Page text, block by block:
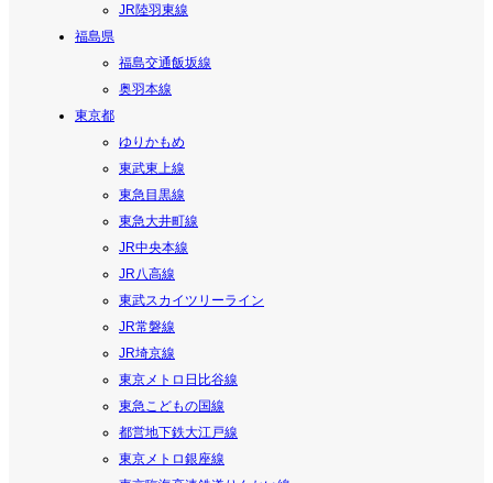
JR陸羽東線
福島県
福島交通飯坂線
奥羽本線
東京都
ゆりかもめ
東武東上線
東急目黒線
東急大井町線
JR中央本線
JR八高線
東武スカイツリーライン
JR常磐線
JR埼京線
東京メトロ日比谷線
東急こどもの国線
都営地下鉄大江戸線
東京メトロ銀座線